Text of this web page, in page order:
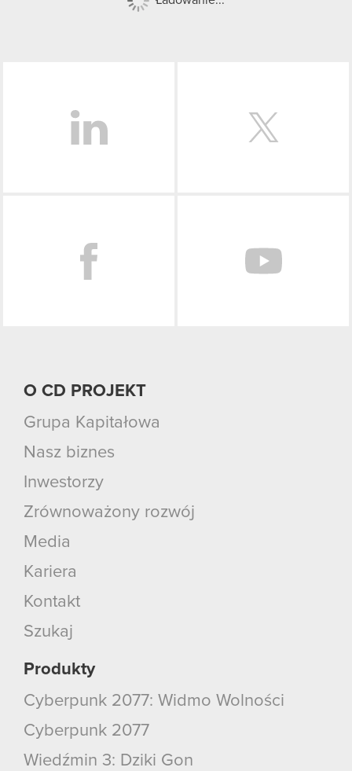
O CD PROJEKT
Grupa Kapitałowa
Nasz biznes
Inwestorzy
Zrównoważony rozwój
Media
Kariera
Kontakt
Szukaj
Produkty
Cyberpunk 2077: Widmo Wolności
Cyberpunk 2077
Wiedźmin 3: Dziki Gon